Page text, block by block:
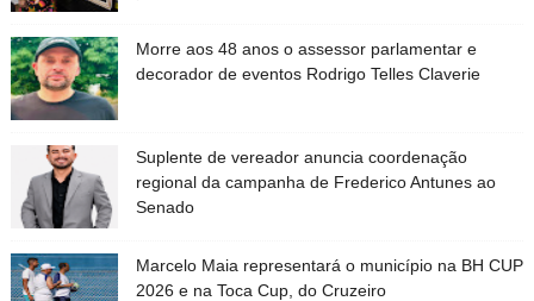
Morre aos 48 anos o assessor parlamentar e
decorador de eventos Rodrigo Telles Claverie
Suplente de vereador anuncia coordenação
regional da campanha de Frederico Antunes ao
Senado
Marcelo Maia representará o município na BH CUP
2026 e na Toca Cup, do Cruzeiro